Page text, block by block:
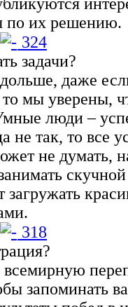
по их решению.
324
задачи?
даже
мы уверены,
люди –
не так, то все
не думать,
загружать
318
запоминать